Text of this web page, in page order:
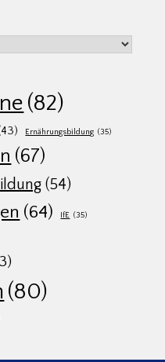
(82)
Ernährungsbildung (35)
(67)
(54)
(64) IfE (35)
(80)